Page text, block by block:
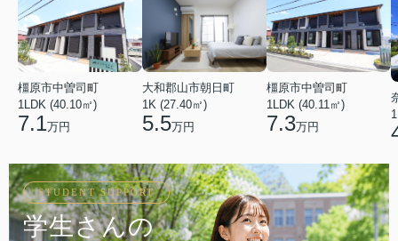
橿原市中曽司町
1LDK (40.10㎡)
7.1万円
大和郡山市朝日町
1K (27.40㎡)
5.5万円
橿原市中曽司町
1LDK (40.11㎡)
7.3万円
STUDENT SUPPORT
学生さんの